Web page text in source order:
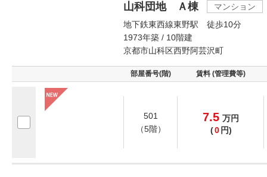
山科団地 Ａ棟
マンション
地下鉄東西線東野駅 徒歩10分
1973年築 / 10階建
京都市山科区西野阿芸沢町
部屋番号(階) 賃料 (管理費等)
501
（5階）
7.5 万円
(0 円)